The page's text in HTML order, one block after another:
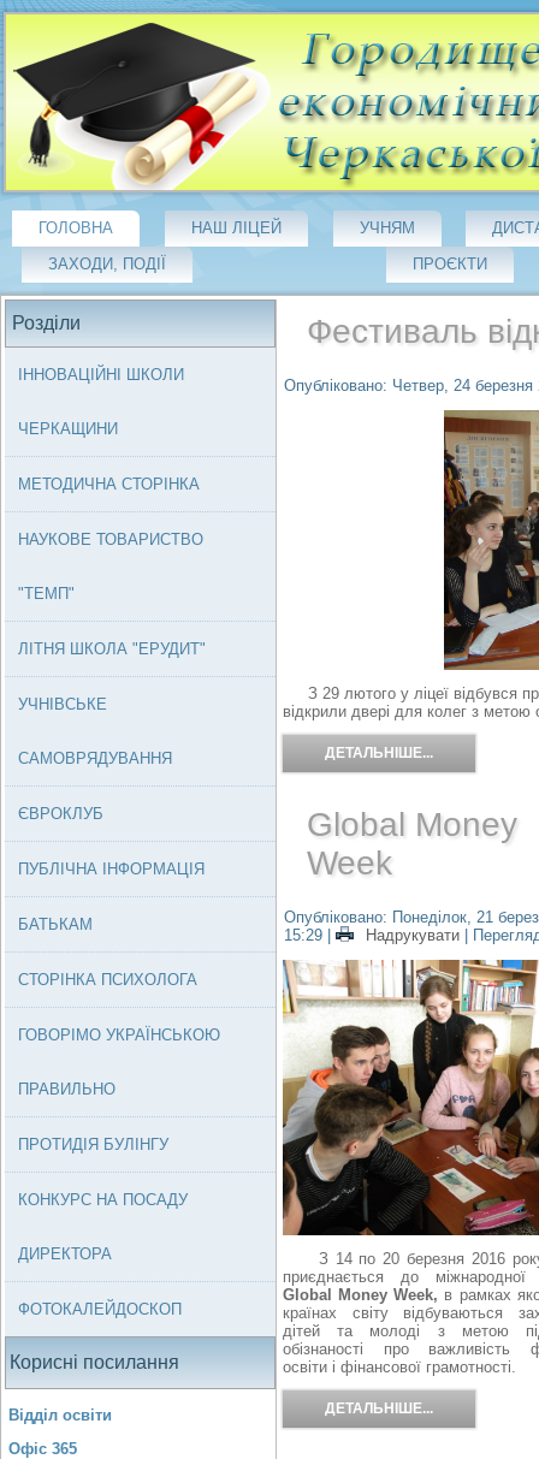
ГОЛОВНА НАШ ЛІЦЕЙ УЧНЯМ
ЗАХОДИ, ПОДІЇ
ПРОЄКТИ
Розділи
ІННОВАЦІЙНІ ШКОЛИ
ЧЕРКАЩИНИ
МЕТОДИЧНА СТОРІНКА
НАУКОВЕ ТОВАРИСТВО
"ТЕМП"
ЛІТНЯ ШКОЛА "ЕРУДИТ"
УЧНІВСЬКЕ
САМОВРЯДУВАННЯ
ЄВРОКЛУБ
ПУБЛІЧНА ІНФОРМАЦІЯ
БАТЬКАМ
СТОРІНКА ПСИХОЛОГА
ГОВОРІМО УКРАЇНСЬКОЮ
ПРАВИЛЬНО
ПРОТИДІЯ БУЛІНГУ
КОНКУРС НА ПОСАДУ
ДИРЕКТОРА
ФОТОКАЛЕЙДОСКОП
Корисні посилання
Відділ освіти
Офіс 365
Фестиваль
Опубліковано: Четвер, 24 березня
З 29 лютого у ліцеї відбувся
відкрили двері для колег з метою
ДЕТАЛЬНІШЕ...
Global Money
Week
Опубліковано: Понеділок, 21
15:29
Надрукувати |
З 14 по 20 березня 2016 року
приєднається до міжнародної
Global Money Week, в рамках
країнах світу відбуваються
дітей та молоді з метою
обізнаності про важливість
освіти і фінансової грамотності.
ДЕТАЛЬНІШЕ...